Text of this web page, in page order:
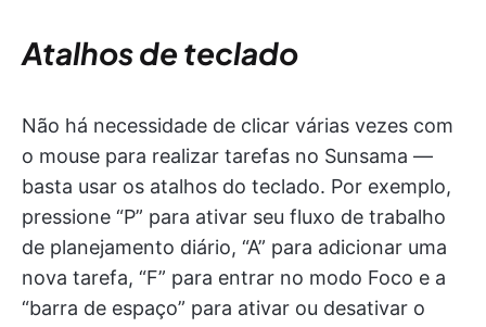
Atalhos de teclado
Não há necessidade de clicar várias vezes com
o mouse para realizar tarefas no Sunsama —
basta usar os atalhos do teclado. Por exemplo,
pressione “P” para ativar seu fluxo de trabalho
de planejamento diário, “A” para adicionar uma
nova tarefa, “F” para entrar no modo Foco e a
“barra de espaço” para ativar ou desativar o